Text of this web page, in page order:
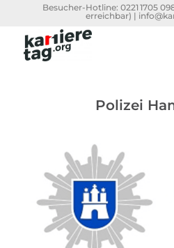
Besucher-Hotline:0221 1705
erreichbar) |
Polizei